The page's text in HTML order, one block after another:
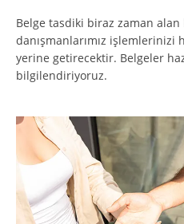
Belge tasdiki biraz zaman
danışmanlarımız işlemlerinizi
yerine getirecektir. Belgeler
bilgilendiriyoruz.